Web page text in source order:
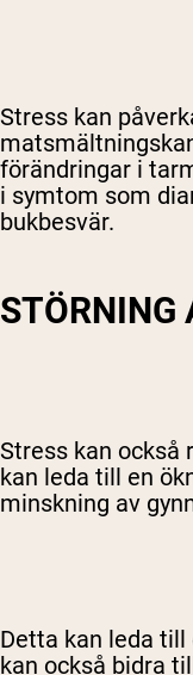
Stress kan
förändringar i
i symtom som
bukbesvär.
STÖRNING
Stress kan också
kan leda till en
minskning av
Detta kan leda
kan också bidra